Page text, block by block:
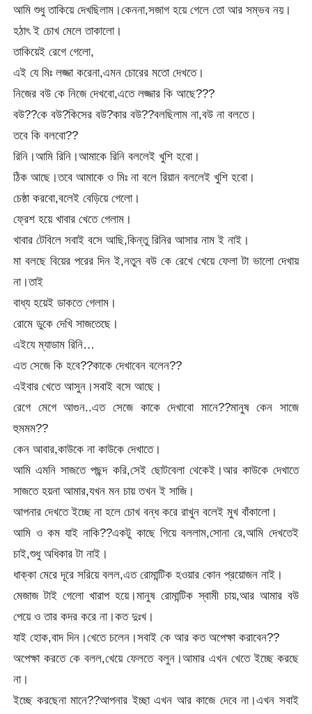
আমি শুধু তাকিয়ে দেখছিলাম।কেননা,সজাগ হয়ে গেলে তো আর সম্ভব নয়।
হঠাৎ ই চোখ মেলে তাকালো।
তাকিয়েই রেগে গেলো,
এই যে মিঃ লজ্জা করেনা,এমন চোরের মতো দেখতে।
নিজের বউ কে নিজে দেখবো,এতে লজ্জার কি আছে???
বউ??কে বউ?কিসের বউ?কার বউ??বলছিলাম না,বউ না বলতে।
তবে কি বলবো??
রিনি।আমি রিনি।আমাকে রিনি বললেই খুশি হবো।
ঠিক আছে।তবে আমাকে ও মিঃ না বলে রিয়ান বললেই খুশি হবো।
চেষ্ঠা করবো,বলেই বেড়িয়ে গেলো।
ফ্রেশ হয়ে খাবার খেতে গেলাম।
খাবার টেবিলে সবাই বসে আছি,কিন্তু রিনির আসার নাম ই নাই।
মা বলছে বিয়ের পরের দিন ই,নতুন বউ কে রেখে খেয়ে ফেলা টা ভালো দেখায়
না।তাই
বাধ্য হয়েই ডাকতে গেলাম।
রোমে ডুকে দেখি সাজতেছে।
এইযে ম্যাডাম রিনি…
এত সেজে কি হবে??কাকে দেখাবেন বলেন??
এইবার খেতে আসুন।সবাই বসে আছে।
রেগে মেগে আগুন..এত সেজে কাকে দেখাবো মানে??মানুষ কেন সাজে
হুমমম??
কেন আবার,কাউকে না কাউকে দেখাতে।
আমি এমনি সাজতে পছন্দ করি,সেই ছোটবেলা থেকেই।আর কাউকে দেখাতে
সাজতে হয়না আমার,যখন মন চায় তখন ই সাজি।
আপনার দেখতে ইচ্ছে না হলে চোখ বন্ধ করে রাখুন বলেই মুখ বাঁকালো।
আমি ও কম যাই নাকি??একটু কাছে গিয়ে বললাম,সোনা রে,আমি দেখতেই
চাই,শুধু অধিকার টা নাই।
ধাক্কা মেরে দূরে সরিয়ে বলল,এত রোমান্টিক হওয়ার কোন প্রয়োজন নাই।
মেজাজ টাই গেলো খারাপ হয়ে।মানুষ রোমান্টিক স্বামী চায়,আর আমার বউ
পেয়ে ও তার কদর করে না।কত দুঃখ।
যাই হোক,বাদ দিন।খেতে চলেন।সবাই কে আর কত অপেক্ষা করাবেন??
অপেক্ষা করতে কে বলল,খেয়ে ফেলতে বলুন।আমার এখন খেতে ইচ্ছে করছে
না।
ইচ্ছে করছেনা মানে??আপনার ইচ্ছা এখন আর কাজে দেবে না।এখন সবাই